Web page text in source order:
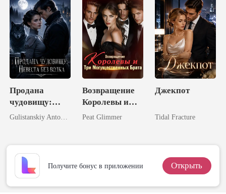
Продана
чудовищу:
Невеста без
Возвращение
Королевы и
Три
Peat Glimmer
Джекпот
Tidal Fracture
Получите бонус в приложении Открыть